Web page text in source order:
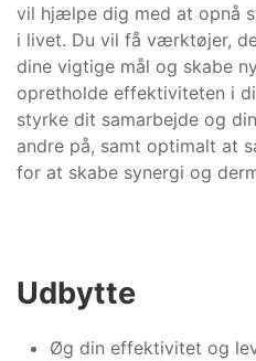
vil hjælpe dig med at opnå
i livet. Du vil få værktøjer,
dine vigtige mål og skabe
opretholde effektiviteten i
styrke dit samarbejde og
andre på, samt optimalt at
for at skabe synergi og
Udbytte
Øg din effektivitet og